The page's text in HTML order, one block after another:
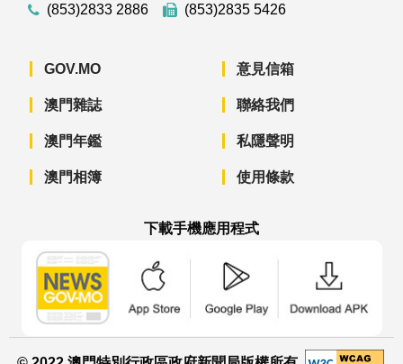
(853)2833 2886
(853)2835 5426
GOV.MO
澳門雜誌
澳門年鑑
澳門相簿
意見信箱
聯絡我們
私隱聲明
使用條款
下載手機應用程式